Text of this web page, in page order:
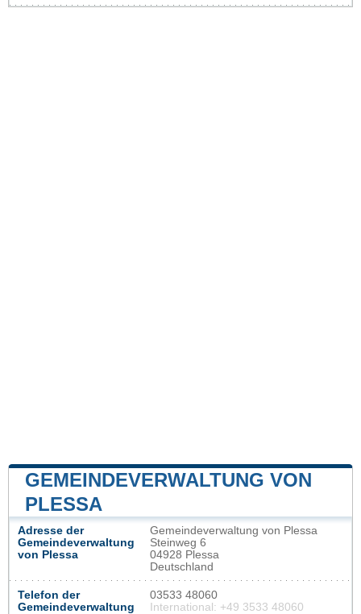
GEMEINDEVERWALTUNG VON
PLESSA
Adresse der
Gemeindeverwaltung
von Plessa
Gemeindeverwaltung von Plessa
Steinweg 6
04928 Plessa
Deutschland
Telefon der
Gemeindeverwaltung
03533 48060
International: +49 3533 48060